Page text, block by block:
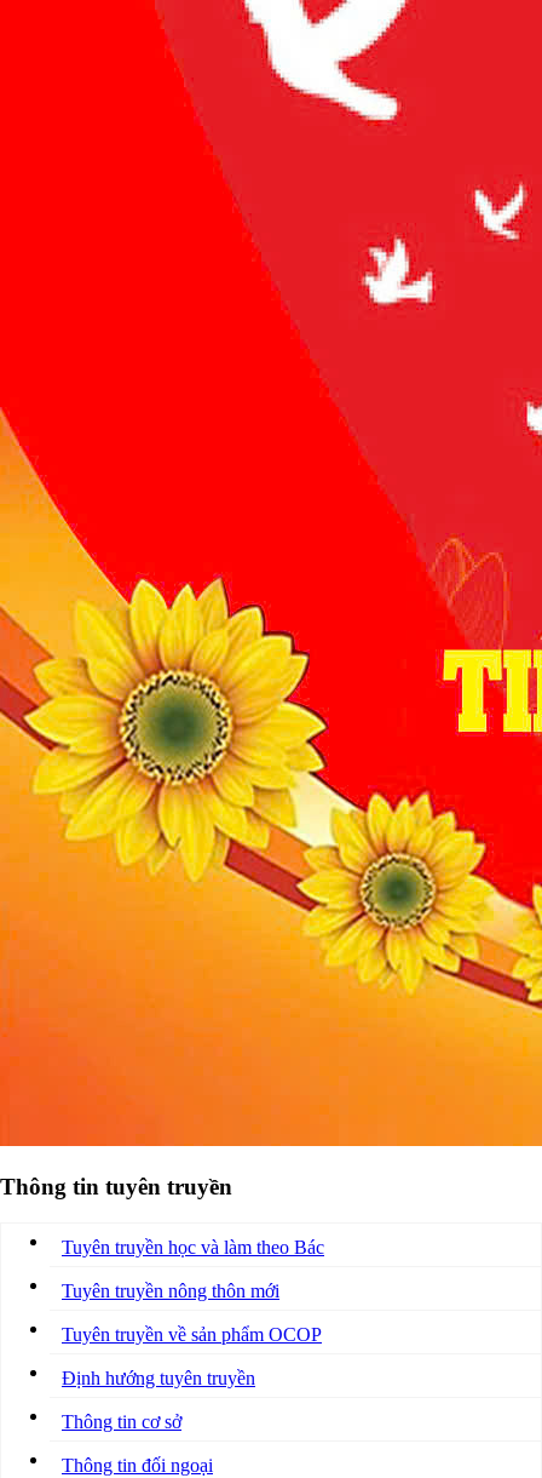
Thông tin tuyên truyền
Tuyên truyền học và làm theo Bác
Tuyên truyền nông thôn mới
Tuyên truyền về sản phẩm OCOP
Định hướng tuyên truyền
Thông tin cơ sở
Thông tin đối ngoại